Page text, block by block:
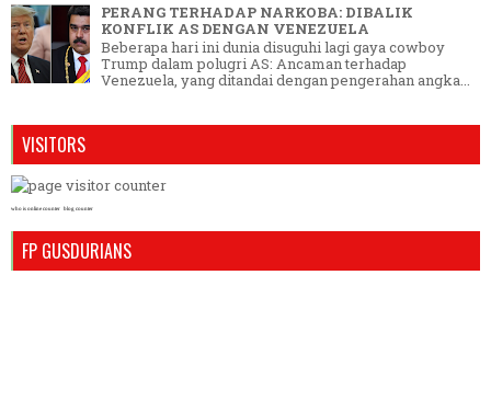
PERANG TERHADAP NARKOBA: DIBALIK
KONFLIK AS DENGAN VENEZUELA
Beberapa hari ini dunia disuguhi lagi gaya cowboy
Trump dalam polugri AS: Ancaman terhadap
Venezuela, yang ditandai dengan pengerahan angka...
VISITORS
who is online counter blog counter
FP GUSDURIANS